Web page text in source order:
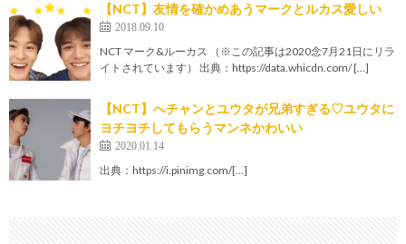
【NCT】友情を確かめあうマークとルカス愛しい
2018.09.10
NCT マーク&ルーカス （※この記事は2020念7月21日にリラ
イトされています） 出典：https://data.whicdn.com/ […]
【NCT】へチャンとユウタが兄弟すぎる♡ユウタに
ヨチヨチしてもらうマンネかわいい
2020.01.14
出典：https://i.pinimg.com/[…]